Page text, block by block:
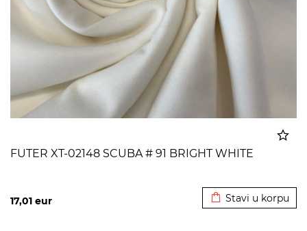
FUTER XT-02148 SCUBA # 91 BRIGHT WHITE
17,01 eur Stavi u korpu